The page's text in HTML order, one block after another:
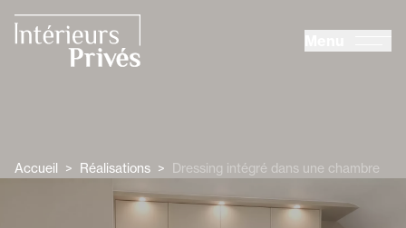
Accueil > Réalisations > Dressing intégré dans une chambre